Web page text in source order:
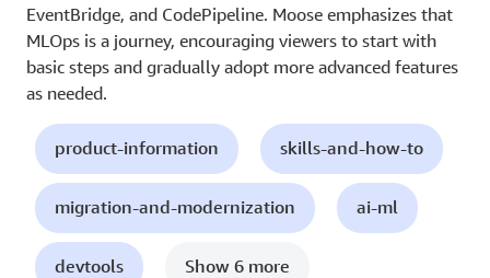
EventBridge, and CodePipeline. Moose emphasizes that
MLOps is a journey, encouraging viewers to start with
basic steps and gradually adopt more advanced features
as needed.
product-information skills-and-how-to
migration-and-modernization ai-ml
devtools Show 6 more